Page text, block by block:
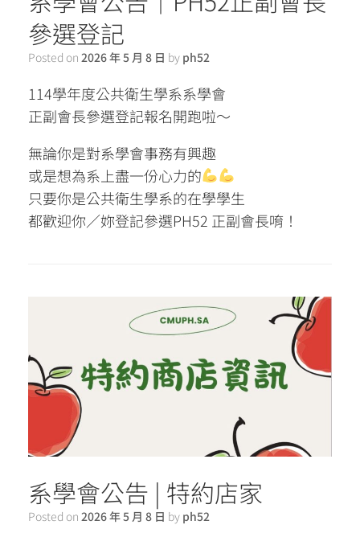
參選登記
Posted on 2026 年 5 月 8 日 by ph52
114學年度公共衛生學系系學會
正副會長參選登記報名開跑啦～
無論你是對系學會事務有興趣
或是想為系上盡一份心力的
只要你是公共衛生學系的在學學生
都歡迎你／妳登記參選PH52 正副會長唷！
系學會公告 | 特約店家
Posted on 2026 年 5 月 8 日 by ph52